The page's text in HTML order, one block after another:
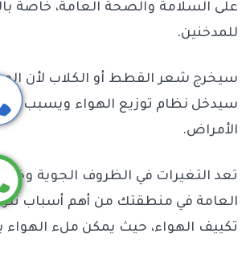
على السلامة والصحة العامة، خاصة
للمدخنين.
سيخرج شعر القطط أو الكلاب لأن
سيدخل نظام توزيع الهواء ويسبب
الأمراض.
تعد التغيرات في الظروف الجوية
العامة في منطقتك من أهم أسباب
تكييف الهواء، حيث يمكن ملء الهواء